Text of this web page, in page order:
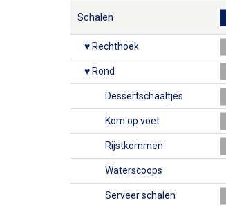
Schalen
♥ Rechthoek
♥ Rond
Dessertschaaltjes
Kom op voet
Rijstkommen
Waterscoops
Serveer schalen